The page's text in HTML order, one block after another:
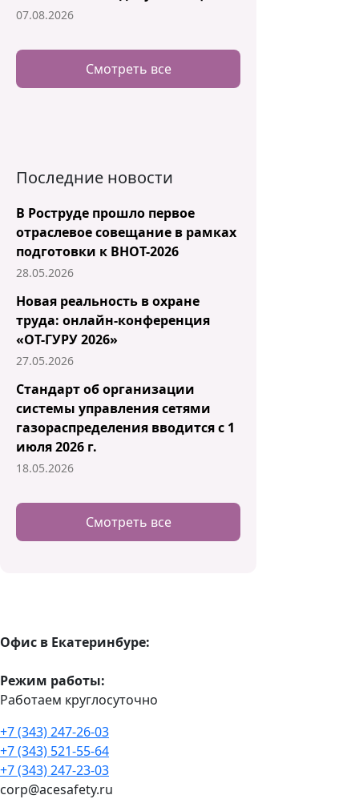
07.08.2026
Смотреть все
Последние новости
В Роструде прошло первое
отраслевое совещание в рамках
подготовки к ВНОТ-2026
28.05.2026
Новая реальность в охране
труда: онлайн-конференция
«ОТ-ГУРУ 2026»
27.05.2026
Стандарт об организации
системы управления сетями
газораспределения вводится с 1
июля 2026 г.
18.05.2026
Смотреть все
Офис в Екатеринбуре:
Режим работы:
Работаем круглосуточно
+7 (343) 247-26-03
+7 (343) 521-55-64
+7 (343) 247-23-03
corp@acesafety.ru